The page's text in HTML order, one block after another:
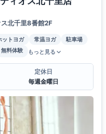
北千里8番館2F
ットヨガ 常温ヨガ
駐車場
無料体験 もっと見る
定休日
毎週金曜日